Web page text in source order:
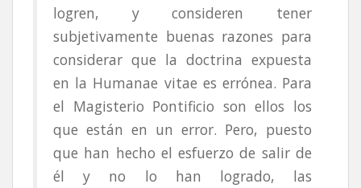
logren, y consideren tener
subjetivamente buenas razones para
considerar que la doctrina expuesta
en la Humanae vitae es errónea. Para
el Magisterio Pontificio son ellos los
que están en un error. Pero, puesto
que han hecho el esfuerzo de salir de
él y no lo han logrado, las